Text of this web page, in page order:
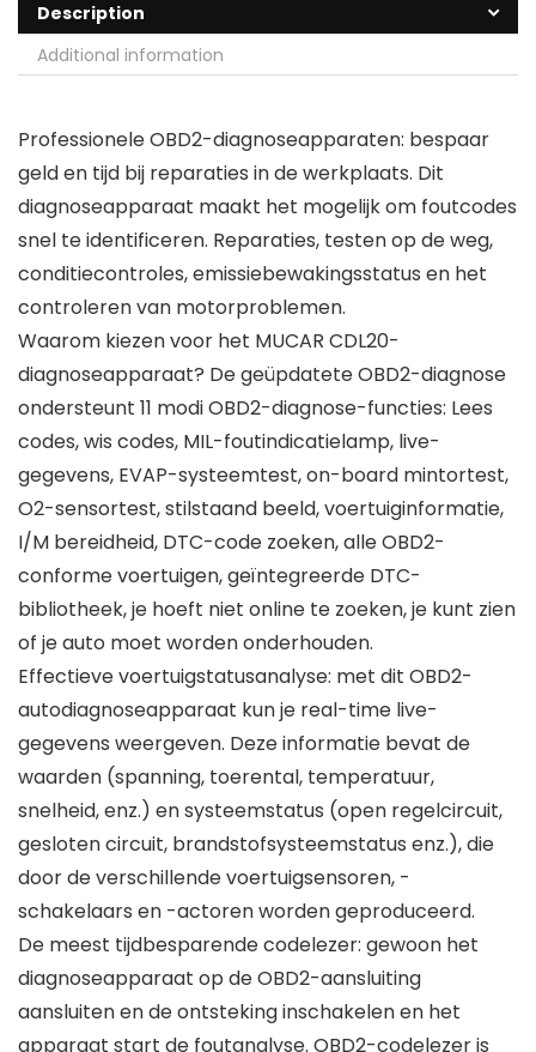
Description
Additional information
Professionele OBD2-diagnoseapparaten: bespaar
geld en tijd bij reparaties in de werkplaats. Dit
diagnoseapparaat maakt het mogelijk om foutcodes
snel te identificeren. Reparaties, testen op de weg,
conditiecontroles, emissiebewakingsstatus en het
controleren van motorproblemen.
Waarom kiezen voor het MUCAR CDL20-
diagnoseapparaat? De geüpdatete OBD2-diagnose
ondersteunt 11 modi OBD2-diagnose-functies: Lees
codes, wis codes, MIL-foutindicatielamp, live-
gegevens, EVAP-systeemtest, on-board mintortest,
O2-sensortest, stilstaand beeld, voertuiginformatie,
I/M bereidheid, DTC-code zoeken, alle OBD2-
conforme voertuigen, geïntegreerde DTC-
bibliotheek, je hoeft niet online te zoeken, je kunt zien
of je auto moet worden onderhouden.
Effectieve voertuigstatusanalyse: met dit OBD2-
autodiagnoseapparaat kun je real-time live-
gegevens weergeven. Deze informatie bevat de
waarden (spanning, toerental, temperatuur,
snelheid, enz.) en systeemstatus (open regelcircuit,
gesloten circuit, brandstofsysteemstatus enz.), die
door de verschillende voertuigsensoren, -
schakelaars en -actoren worden geproduceerd.
De meest tijdbesparende codelezer: gewoon het
diagnoseapparaat op de OBD2-aansluiting
aansluiten en de ontsteking inschakelen en het
apparaat start de foutanalyse. OBD2-codelezer is